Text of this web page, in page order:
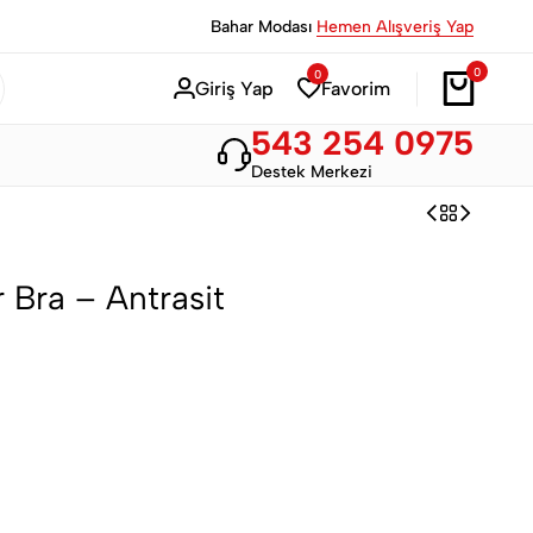
Bahar Modası Hemen Alışveriş Yap
Giriş Yap
0
Favorim
0
543 254 0975
Destek Merkezi
Bra – Antrasit